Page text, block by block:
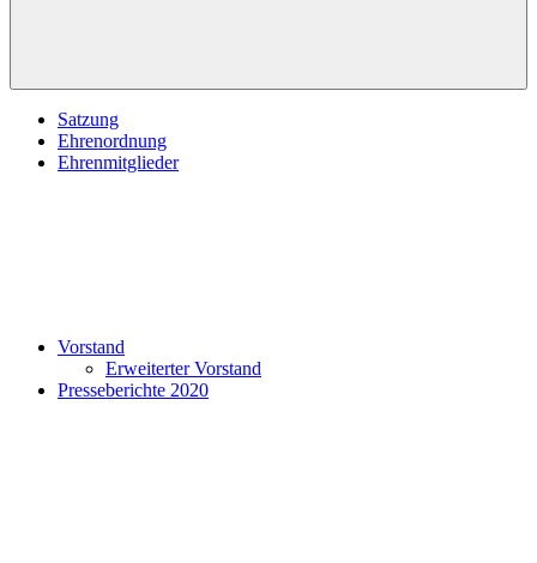
Satzung
Ehrenordnung
Ehrenmitglieder
Vorstand
Erweiterter Vorstand
Presseberichte 2020